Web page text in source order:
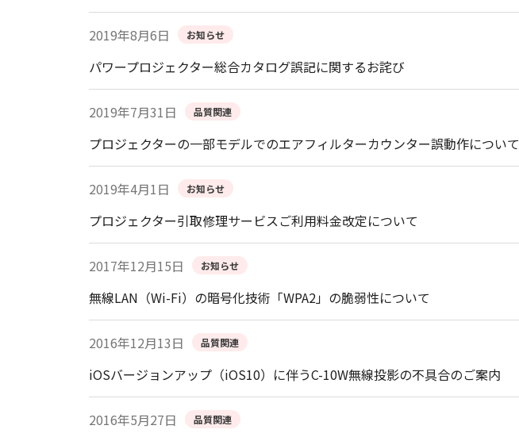
2019年8月6日 お知らせ
パワープロジェクター総合カタログ誤記に関するお詫び
2019年7月31日 品質関連
プロジェクターの一部モデルでのエアフィルターカウンター誤動作について
2019年4月1日 お知らせ
プロジェクター引取修理サービスご利用料金改定について
2017年12月15日 お知らせ
無線LAN（Wi-Fi）の暗号化技術「WPA2」の脆弱性について
2016年12月13日 品質関連
iOSバージョンアップ（iOS10）に伴うC-10W無線投影の不具合のご案内
2016年5月27日 品質関連